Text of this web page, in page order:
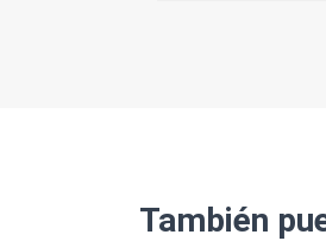
También